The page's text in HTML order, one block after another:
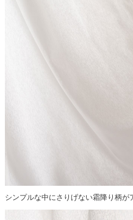
シンプルな中にさりげない霜降り柄が